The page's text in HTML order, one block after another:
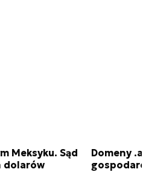
Meksyku. Sąd
dolarów
Domeny